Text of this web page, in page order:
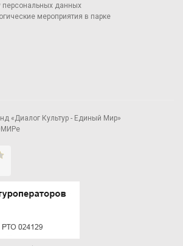
персональных данных
мероприятия в парке
«Диалог Культур - Единый Мир»